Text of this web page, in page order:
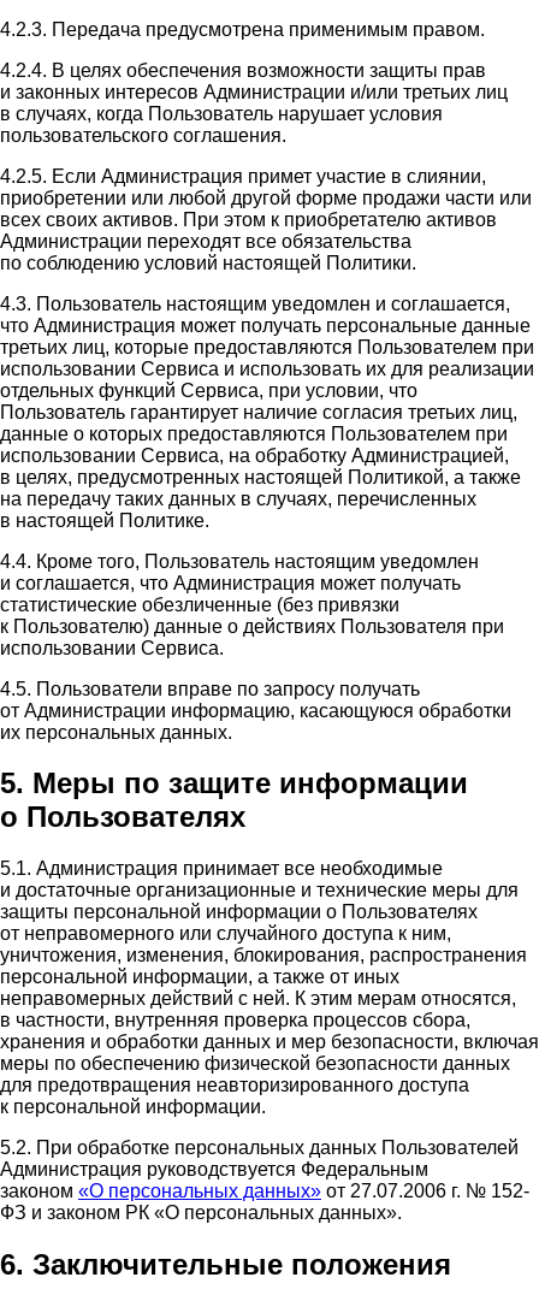
4.2.3. Передача предусмотрена применимым правом.
4.2.4. В целях обеспечения возможности защиты прав
и законных интересов Администрации и/или третьих лиц
в случаях, когда Пользователь нарушает условия
пользовательского соглашения.
4.2.5. Если Администрация примет участие в слиянии,
приобретении или любой другой форме продажи части или
всех своих активов. При этом к приобретателю активов
Администрации переходят все обязательства
по соблюдению условий настоящей Политики.
4.3. Пользователь настоящим уведомлен и соглашается,
что Администрация может получать персональные данные
третьих лиц, которые предоставляются Пользователем при
использовании Сервиса и использовать их для реализации
отдельных функций Сервиса, при условии, что
Пользователь гарантирует наличие согласия третьих лиц,
данные о которых предоставляются Пользователем при
использовании Сервиса, на обработку Администрацией,
в целях, предусмотренных настоящей Политикой, а также
на передачу таких данных в случаях, перечисленных
в настоящей Политике.
4.4. Кроме того, Пользователь настоящим уведомлен
и соглашается, что Администрация может получать
статистические обезличенные (без привязки
к Пользователю) данные о действиях Пользователя при
использовании Сервиса.
4.5. Пользователи вправе по запросу получать
от Администрации информацию, касающуюся обработки
их персональных данных.
5. Меры по защите информации
о Пользователях
5.1. Администрация принимает все необходимые
и достаточные организационные и технические меры для
защиты персональной информации о Пользователях
от неправомерного или случайного доступа к ним,
уничтожения, изменения, блокирования, распространения
персональной информации, а также от иных
неправомерных действий с ней. К этим мерам относятся,
в частности, внутренняя проверка процессов сбора,
хранения и обработки данных и мер безопасности, включая
меры по обеспечению физической безопасности данных
для предотвращения неавторизированного доступа
к персональной информации.
5.2. При обработке персональных данных Пользователей
Администрация руководствуется Федеральным
законом «О персональных данных» от 27.07.2006 г. № 152-
ФЗ и законом РК «О персональных данных».
6. Заключительные положения